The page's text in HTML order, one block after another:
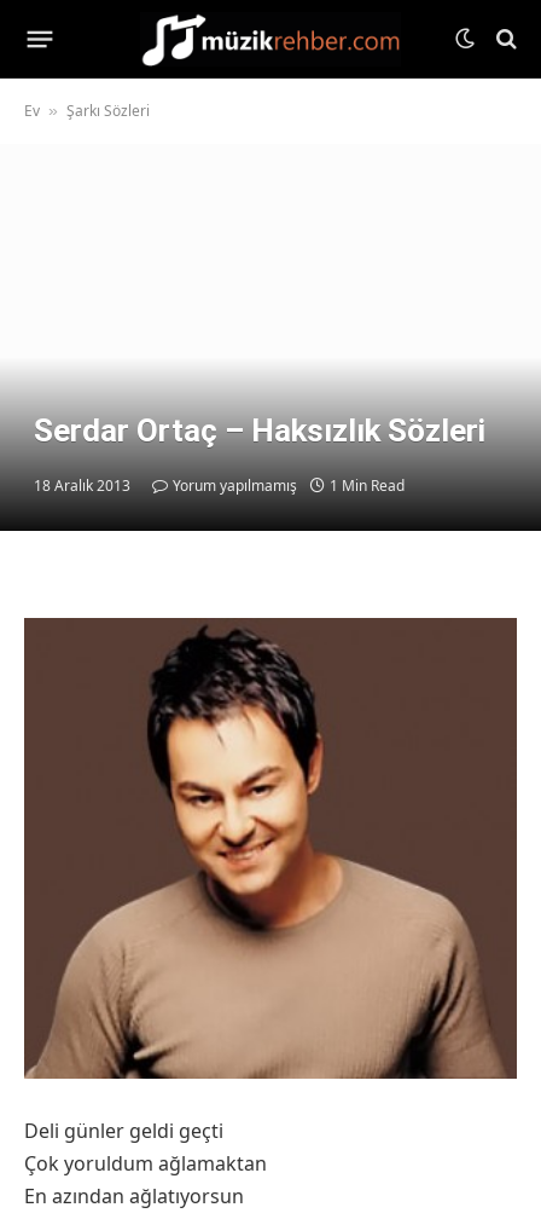
Ev » Şarkı Sözleri
Serdar Ortaç – Haksızlık Sözleri
18 Aralık 2013 Yorum yapılmamış 1 Min Read
Deli günler geldi geçti
Çok yoruldum ağlamaktan
En azından ağlatıyorsun